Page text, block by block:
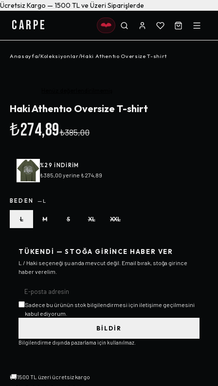
Ücretsiz Kargo — 1500 TL ve Üzeri Siparişlerde
CARPE
Anasayfa/Koleksiyonlar/Haki Athentıo Oversize T-shirt
Haki Athentıo Oversize T-shirt
₺274,89₺385,00
%29 INDIRIM
₺385,00 yerine ₺274,89
BEDEN — L
L M S XL XXL
TÜKENDI — STOĞA GIRINCE HABER VER
L / Haki seçeneği şu anda mevcut değil. Email bırak, stoğa girince
haber verelim.
Sadece bu ürünün stok bilgilendirmesi için iletişime geçilmesini
kabul ediyorum.
BILDIR
Bilgilendirme dışında pazarlama için kullanılmaz.
🚚1500 TL üzeri ücretsiz kargo